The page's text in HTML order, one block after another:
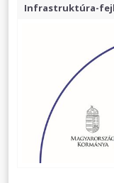
Infrastruktúra-